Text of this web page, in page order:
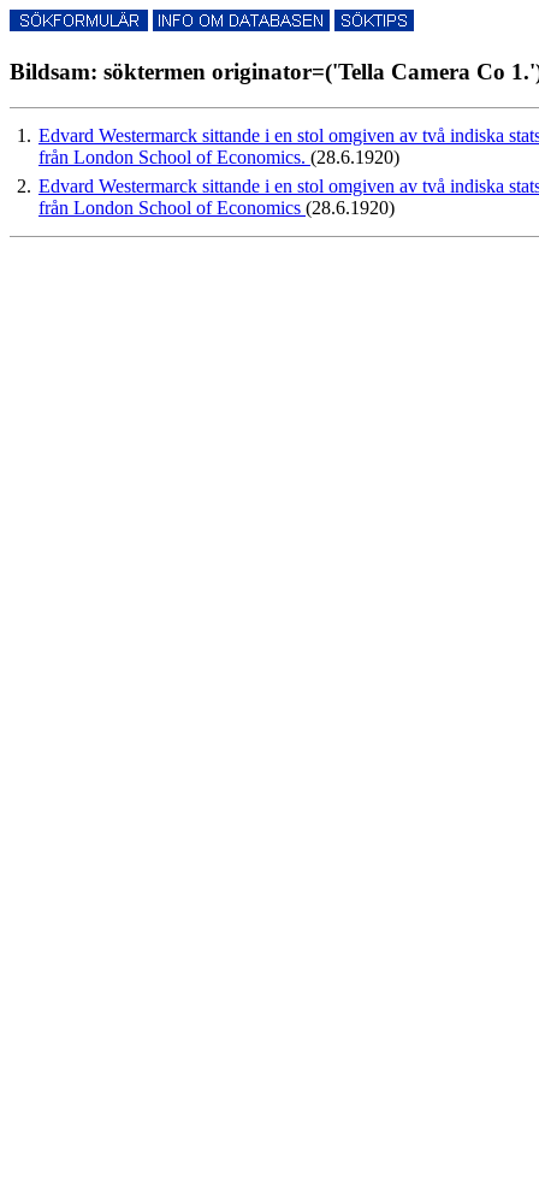
Bildsam: söktermen originator=('Tella Camera Co
1. Edvard Westermarck sittande i en stol omgiven av två indiska
från London School of Economics. (28.6.1920)
2. Edvard Westermarck sittande i en stol omgiven av två indiska
från London School of Economics (28.6.1920)